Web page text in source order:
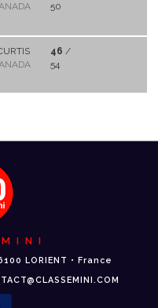
50
46 /
54
LORIENT • France